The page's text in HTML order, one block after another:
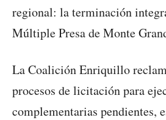
regional: la terminación
Múltiple Presa de Monte
La Coalición Enriquillo
procesos de licitación para
complementarias pendientes,